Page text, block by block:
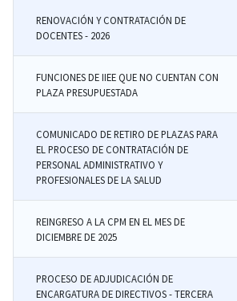
RENOVACIÓN Y CONTRATACIÓN DE
DOCENTES - 2026
FUNCIONES DE IIEE QUE NO CUENTAN CON
PLAZA PRESUPUESTADA
COMUNICADO DE RETIRO DE PLAZAS PARA
EL PROCESO DE CONTRATACIÓN DE
PERSONAL ADMINISTRATIVO Y
PROFESIONALES DE LA SALUD
REINGRESO A LA CPM EN EL MES DE
DICIEMBRE DE 2025
PROCESO DE ADJUDICACIÓN DE
ENCARGATURA DE DIRECTIVOS - TERCERA